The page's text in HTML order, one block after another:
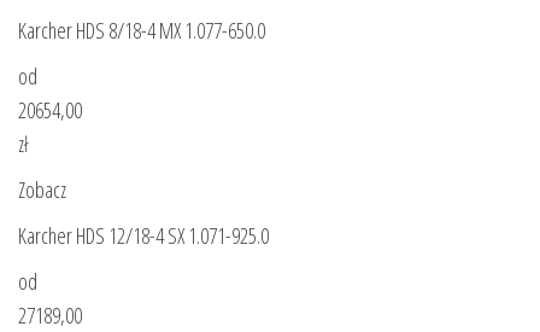
Karcher HDS 8/18-4 MX 1.077-650.0
od
20654,00
zł
Zobacz
Karcher HDS 12/18-4 SX 1.071-925.0
od
27189,00